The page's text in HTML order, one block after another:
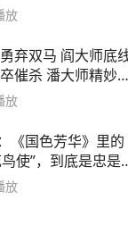
放
放
《国色芳华》里的
使”，到底是忠是
放